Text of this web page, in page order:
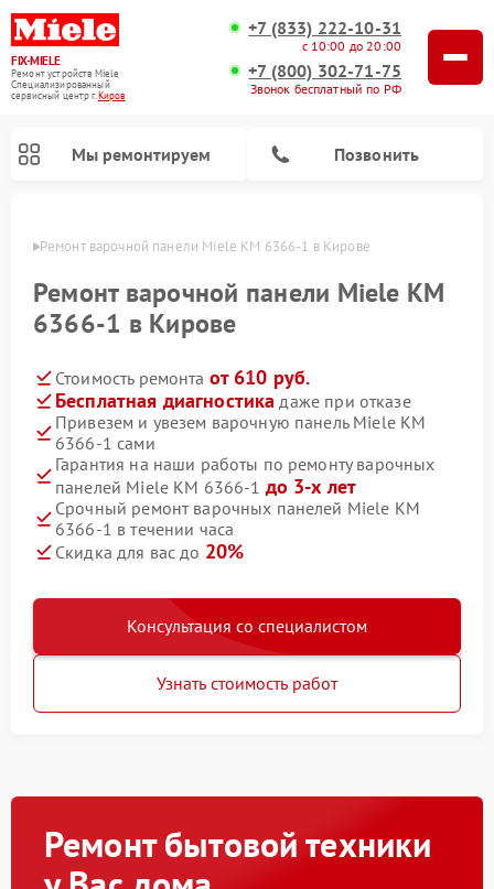
FIX-MIELE
Ремонт устройств Miele
Специализированный
cервисный центр г.Киров
+7 (833) 222-10-31
с 10:00 до 20:00
+7 (800) 302-71-75
Звонок бесплатный по РФ
Мы ремонтируем Позвонить
Ремонт варочной панели Miele KM 6366-1 в Кирове
Ремонт варочной панели Miele KM
6366-1 в Кирове
Стоимость ремонта от 610 руб.
Бесплатная диагностика даже при отказе
Привезем и увезем варочную панель Miele KM
6366-1 сами
Гарантия на наши работы по ремонту варочных
панелей Miele KM 6366-1 до 3-х лет
Срочный ремонт варочных панелей Miele KM
6366-1 в течении часа
Скидка для вас до 20%
Консультация со специалистом
Узнать стоимость работ
Ремонт бытовой техники